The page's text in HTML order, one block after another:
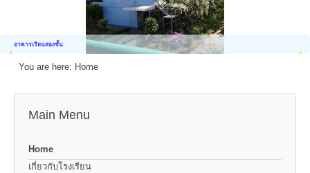
อาคารเรียนสองชั้น
You are here: Home
Main Menu
Home
เกี่ยวกับโรงเรียน